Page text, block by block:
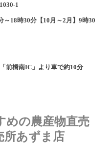
1
～18時30分【10月～2月】9時30
前橋南IC」より車で約10分
めの農産物直売
あずま店